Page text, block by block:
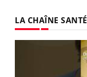
LA CHAÎNE SANTÉ